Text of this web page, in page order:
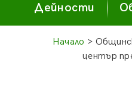
Дейности
Начало >
център